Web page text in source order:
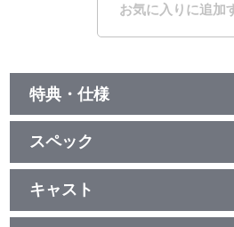
お気に入りに追加
特典・仕様
期間限定特典
Special Live 2019先行予約案内封入
映像特典収録
スペック
品番：LABX-8284
ジャンル：邦楽
本編ディスク＋特典ディスク／331分
キャスト
JAM Project